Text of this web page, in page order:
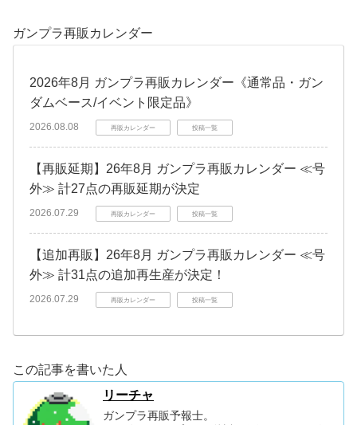
ガンプラ再販カレンダー
2026年8月 ガンプラ再販カレンダー《通常品・ガン
ダムベース/イベント限定品》
2026.08.08 再販カレンダー 投稿一覧
【再販延期】26年8月 ガンプラ再販カレンダー ≪号
外≫ 計27点の再販延期が決定
2026.07.29 再販カレンダー 投稿一覧
【追加再販】26年8月 ガンプラ再販カレンダー ≪号
外≫ 計31点の追加再生産が決定！
2026.07.29 再販カレンダー 投稿一覧
この記事を書いた人
リーチャ
ガンプラ再販予報士。